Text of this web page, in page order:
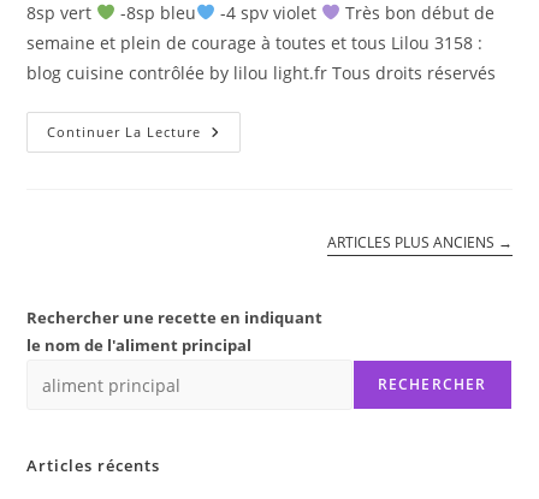
8sp vert
-8sp bleu -4 spv violet
Très bon début de
semaine et plein de courage à toutes et tous Lilou 3158 :
blog cuisine contrôlée by lilou light.fr Tous droits réservés
Continuer La Lecture SALADE
FRISÉE
ARTICLES PLUS ANCIENS →
Rechercher une recette en indiquant
le nom de l'aliment principal
RECHERCHER
Articles récents